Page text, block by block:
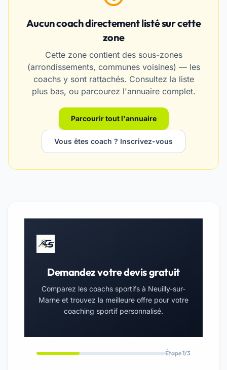
Aucun coach directement listé sur cette
zone
Cette zone contient des sous-zones
(arrondissements, communes voisines) — les
coachs y sont rattachés. Consultez la liste
plus bas, ou parcourez l'annuaire complet.
Parcourir tout l'annuaire
Vous êtes coach ? Inscrivez-vous
Demandez votre devis gratuit
Comparez les coachs sportifs à Neuilly-sur-
Marne et trouvez la meilleure offre pour votre
coaching sportif personnalisé.
Étape 1/3